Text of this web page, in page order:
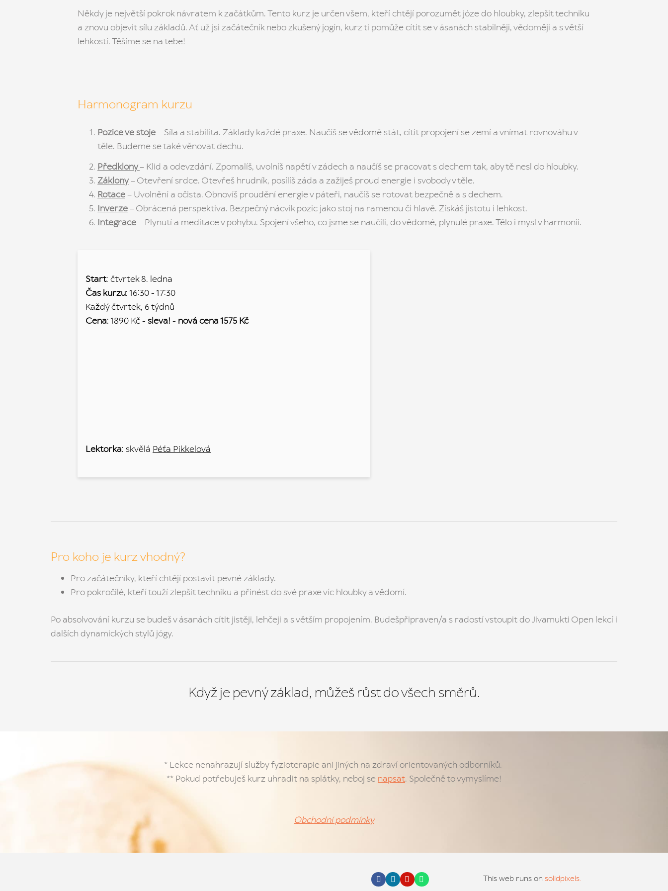
Někdy je největší pokrok návratem k začátkům. Tento kurz je určen všem, kteří chtějí porozumět józe do hloubky, zlepšit techniku
a znovu objevit sílu základů. Ať už jsi začátečník nebo zkušený jogín, kurz ti pomůže cítit se v ásanách stabilněji, vědoměji a s větší
lehkostí. Těšíme se na tebe!
Harmonogram kurzu
Pozice ve stoje– Síla a stabilita. Základy každé praxe. Naučíš se vědomě stát, cítit propojení se zemí a vnímat rovnováhu v
těle. Budeme se také věnovat dechu.
Předklony– Klid a odevzdání. Zpomalíš, uvolníš napětí v zádech a naučíš se pracovat s dechem tak, aby tě nesl do hloubky.
Záklony– Otevření srdce. Otevřeš hrudník, posílíš záda a zažiješ proud energie i svobody v těle.
Rotace– Uvolnění a očista. Obnovíš proudění energie v páteři, naučíš se rotovat bezpečně a s dechem.
Inverze– Obrácená perspektiva. Bezpečný nácvik pozic jako stoj na ramenou či hlavě. Získáš jistotu i lehkost.
Integrace– Plynutí a meditace v pohybu. Spojení všeho, co jsme se naučili, do vědomé, plynulé praxe. Tělo i mysl v harmonii.
Start: čtvrtek 8. ledna
Čas kurzu: 16:30 - 17:30
Každý čtvrtek, 6 týdnů
Cena: 1890 Kč - sleva! - nová cena 1575 Kč
Lektorka: skvělá Péťa Pikkelová
Pro koho je kurz vhodný?
Pro začátečníky, kteří chtějí postavit pevné základy.
Pro pokročilé, kteří touží zlepšit techniku a přinést do své praxe víc hloubky a vědomí.
Po absolvování kurzu se budeš v ásanách cítit jistěji, lehčeji a s větším propojením. Budešpřipraven/a s radostí vstoupit do Jivamukti Open lekcí i
dalších dynamických stylů jógy.
Když je pevný základ, můžeš růst do všech směrů.
* Lekce nenahrazují služby fyzioterapie ani jiných na zdraví orientovaných odborníků.
** Pokud potřebuješ kurz uhradit na splátky, neboj se napsat. Společně to vymyslíme!
Obchodní podmínky
This web runs onsolidpixels.